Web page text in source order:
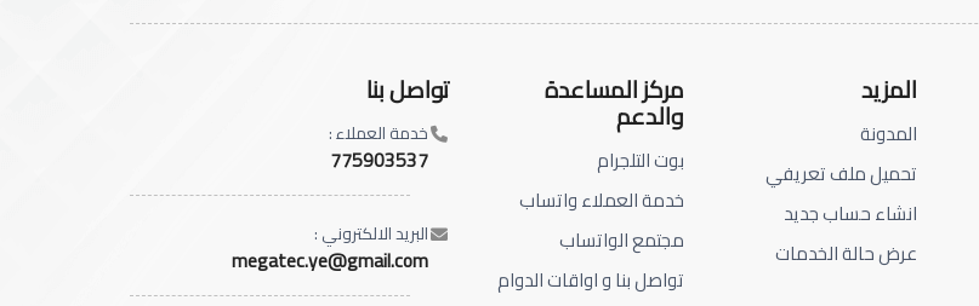
المزيد
المدونة
تحميل ملف تعريفي
انشاء حساب جديد
عرض حالة الخدمات
مركز المساعدة
والدعم
بوت التلجرام
خدمة العملاء واتساب
مجتمع الواتساب
تواصل بنا و اواقات الدوام
تواصل بنا
خدمة العملاء :
775903537
البريد الالكتروني :
megatec.ye@gmail.com